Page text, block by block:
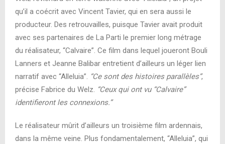
qu’il a coécrit avec Vincent Tavier, qui en sera aussi le
producteur. Des retrouvailles, puisque Tavier avait produit
avec ses partenaires de La Parti le premier long métrage
du réalisateur, “Calvaire”. Ce film dans lequel joueront Bouli
Lanners et Jeanne Balibar entretient d’ailleurs un léger lien
narratif avec “Alleluia”. “Ce sont des histoires parallèles”,
précise Fabrice du Welz. “Ceux qui ont vu “Calvaire”
identifieront les connexions.”
Le réalisateur mûrit d’ailleurs un troisième film ardennais,
dans la même veine. Plus fondamentalement, “Alleluia”, qui